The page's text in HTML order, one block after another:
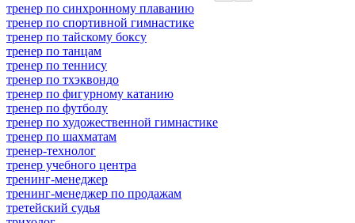
тренер по синхронному плаванию
тренер по спортивной гимнастике
тренер по тайскому боксу
тренер по танцам
тренер по теннису
тренер по тхэквондо
тренер по фигурному катанию
тренер по футболу
тренер по художественной гимнастике
тренер по шахматам
тренер-технолог
тренер учебного центра
тренинг-менеджер
тренинг-менеджер по продажам
третейский судья